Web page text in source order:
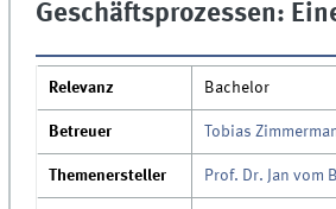
Geschäftsprozessen:
Relevanz Bachelor
Betreuer Tobias
Themenersteller Prof. Dr. Jan vom